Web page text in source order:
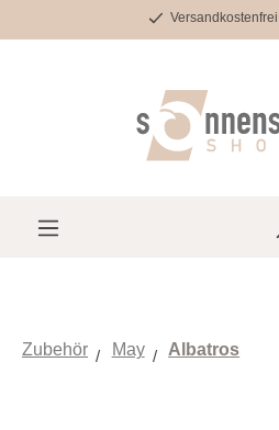
Zum Hauptinhalt springenVersandkostenfrei
Zubehör May Albatros